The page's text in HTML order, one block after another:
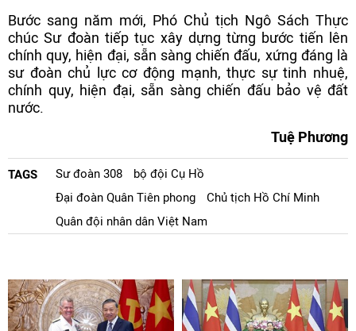
Bước sang năm mới, Phó Chủ tịch Ngô Sách Thực
chúc Sư đoàn tiếp tục xây dựng từng bước tiến lên
chính quy, hiện đại, sẵn sàng chiến đấu, xứng đáng là
sư đoàn chủ lực cơ động mạnh, thực sự tinh nhuệ,
chính quy, hiện đại, sẵn sàng chiến đấu bảo vệ đất
nước.
Tuệ Phương
TAGS Sư đoàn 308
bộ đội Cụ Hồ
Đại đoàn Quân Tiên phong
Chủ tịch Hồ Chí Minh
Quân đội nhân dân Việt Nam